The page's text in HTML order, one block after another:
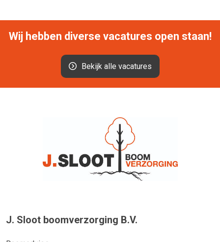
Wij hebben diverse vacatures open staan!
Bekijk alle vacatures
J. Sloot boomverzorging B.V.